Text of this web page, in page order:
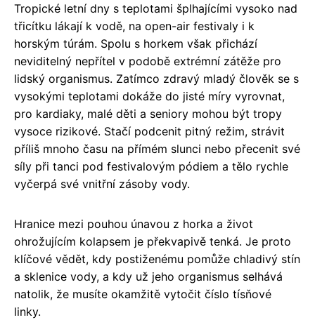
Tropické letní dny s teplotami šplhajícími vysoko nad
třicítku lákají k vodě, na open-air festivaly i k
horským túrám. Spolu s horkem však přichází
neviditelný nepřítel v podobě extrémní zátěže pro
lidský organismus. Zatímco zdravý mladý člověk se s
vysokými teplotami dokáže do jisté míry vyrovnat,
pro kardiaky, malé děti a seniory mohou být tropy
vysoce rizikové. Stačí podcenit pitný režim, strávit
příliš mnoho času na přímém slunci nebo přecenit své
síly při tanci pod festivalovým pódiem a tělo rychle
vyčerpá své vnitřní zásoby vody.
Hranice mezi pouhou únavou z horka a život
ohrožujícím kolapsem je překvapivě tenká. Je proto
klíčové vědět, kdy postiženému pomůže chladivý stín
a sklenice vody, a kdy už jeho organismus selhává
natolik, že musíte okamžitě vytočit číslo tísňové
linky.